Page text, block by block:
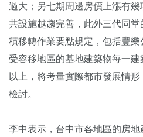
過大；另七期周邊房價上漲有
共設施越趨完善，此外三代同
積移轉作業要點規定，包括豐
受容移地區的基地建築物每一
以上，將考量實際都市發展情
檢討。
李中表示，台中市各地區的房